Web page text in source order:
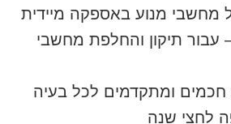
מחשבי מנוע באספקה מיידית
עבור תיקון והחלפת מחשבי
חכמים ומתקדמים לכל בעיה
לחצי שנה